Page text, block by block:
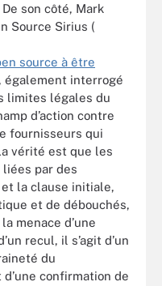
De son côté, Mark
Source Sirius (
source à être
également interrogé
limites légales du
d’action contre
fournisseurs qui
vérité est que les
par des
la clause initiale,
et de débouchés,
menace d’une
recul, il s’agit d’un
du
confirmation de